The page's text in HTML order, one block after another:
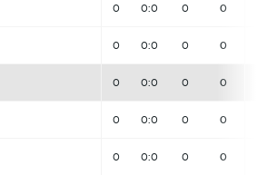
0 0:0 0 0
0 0:0 0 0
0 0:0 0 0
0 0:0 0 0
0 0:0 0 0